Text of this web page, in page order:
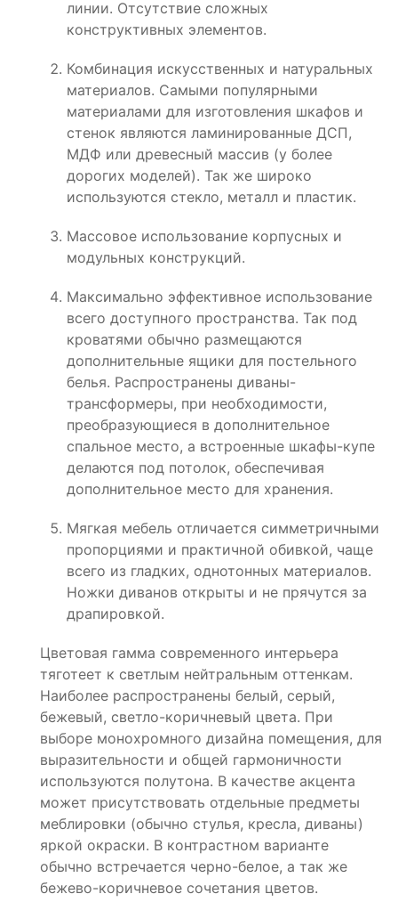
линии. Отсутствие сложных
конструктивных элементов.
Комбинация искусственных и натуральных
материалов. Самыми популярными
материалами для изготовления шкафов и
стенок являются ламинированные ДСП,
МДФ или древесный массив (у более
дорогих моделей). Так же широко
используются стекло, металл и пластик.
Массовое использование корпусных и
модульных конструкций.
Максимально эффективное использование
всего доступного пространства. Так под
кроватями обычно размещаются
дополнительные ящики для постельного
белья. Распространены диваны-
трансформеры, при необходимости,
преобразующиеся в дополнительное
спальное место, а встроенные шкафы-купе
делаются под потолок, обеспечивая
дополнительное место для хранения.
Мягкая мебель отличается симметричными
пропорциями и практичной обивкой, чаще
всего из гладких, однотонных материалов.
Ножки диванов открыты и не прячутся за
драпировкой.
Цветовая гамма современного интерьера
тяготеет к светлым нейтральным оттенкам.
Наиболее распространены белый, серый,
бежевый, светло-коричневый цвета. При
выборе монохромного дизайна помещения, для
выразительности и общей гармоничности
используются полутона. В качестве акцента
может присутствовать отдельные предметы
меблировки (обычно стулья, кресла, диваны)
яркой окраски. В контрастном варианте
обычно встречается черно-белое, а так же
бежево-коричневое сочетания цветов.